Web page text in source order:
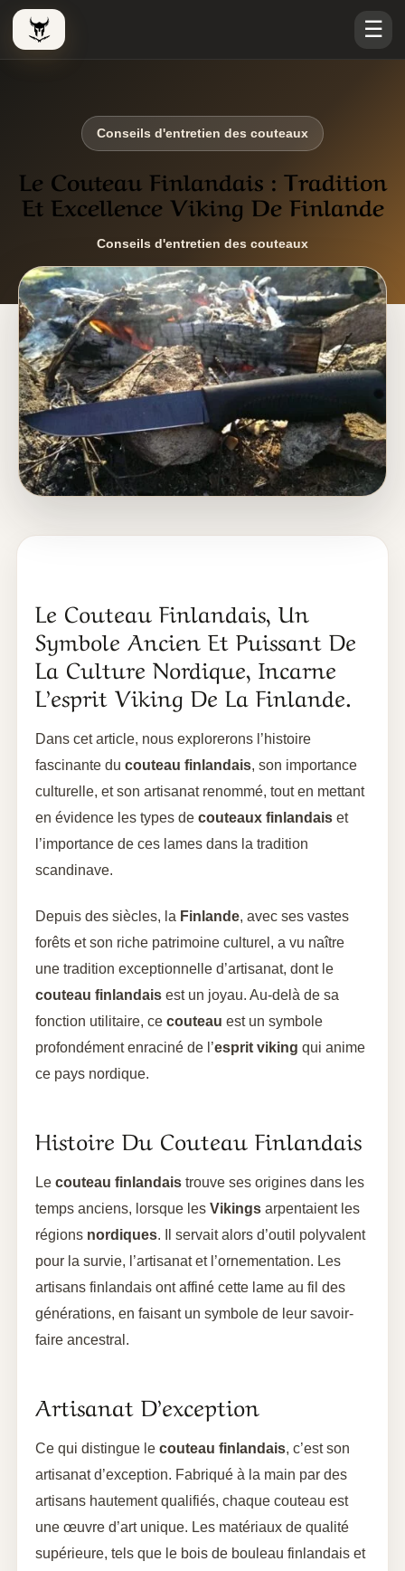
Le Viking Couteau ☰
Conseils d'entretien des couteaux
Le Couteau Finlandais : Tradition
Et Excellence Viking De Finlande
Conseils d'entretien des couteaux
Le Couteau Finlandais, Un
Symbole Ancien Et Puissant De
La Culture Nordique, Incarne
L’esprit Viking De La Finlande.
Dans cet article, nous explorerons l’histoire
fascinante du couteau finlandais, son importance
culturelle, et son artisanat renommé, tout en mettant
en évidence les types de couteaux finlandais et
l’importance de ces lames dans la tradition
scandinave.
Depuis des siècles, la Finlande, avec ses vastes
forêts et son riche patrimoine culturel, a vu naître
une tradition exceptionnelle d’artisanat, dont le
couteau finlandais est un joyau. Au-delà de sa
fonction utilitaire, ce couteau est un symbole
profondément enraciné de l’esprit viking qui anime
ce pays nordique.
Histoire Du Couteau Finlandais
Le couteau finlandais trouve ses origines dans les
temps anciens, lorsque les Vikings arpentaient les
régions nordiques. Il servait alors d’outil polyvalent
pour la survie, l’artisanat et l’ornementation. Les
artisans finlandais ont affiné cette lame au fil des
générations, en faisant un symbole de leur savoir-
faire ancestral.
Artisanat D’exception
Ce qui distingue le couteau finlandais, c’est son
artisanat d’exception. Fabriqué à la main par des
artisans hautement qualifiés, chaque couteau est
une œuvre d’art unique. Les matériaux de qualité
supérieure, tels que le bois de bouleau finlandais et